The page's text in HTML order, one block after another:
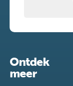
Ontdek
meer